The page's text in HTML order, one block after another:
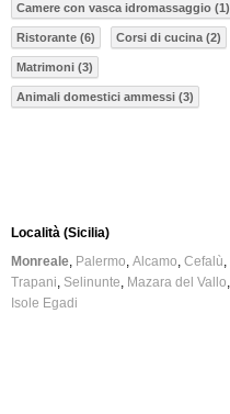
Camere con vasca idromassaggio (1)
Ristorante (6) Corsi di cucina (2)
Matrimoni (3)
Animali domestici ammessi (3)
Località (Sicilia)
Monreale Palermo Alcamo Cefalù
Trapani Selinunte Mazara del Vallo
Isole Egadi